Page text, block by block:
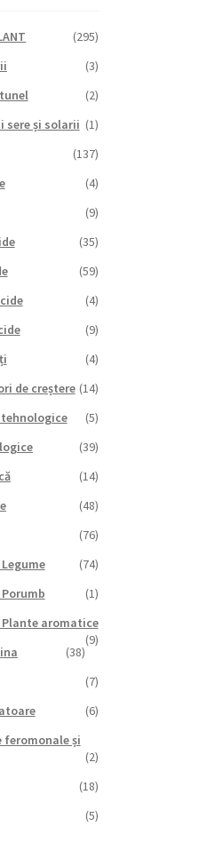
(295)
(3)
(2)
sere și solarii (1)
(137)
(4)
(9)
(35)
(59)
(4)
(9)
(4)
de creștere (14)
tehnologice
(5)
(39)
(14)
(48)
(76)
(74)
(1)
Plante aromatice
(9)
(38)
(7)
(6)
feromonale și
(2)
(18)
(5)